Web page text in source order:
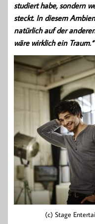
studiert habe, sondern
steckt. In diesem
natürlich auf der
wäre wirklich ein Traum.“
(c) Stage